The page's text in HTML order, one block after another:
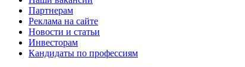
Партнерам
Реклама на сайте
Новости и статьи
Инвесторам
Кандидаты по профессиям